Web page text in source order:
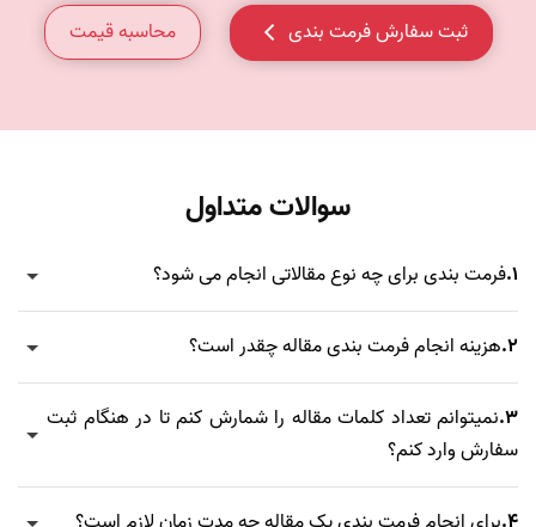
ثبت سفارش فرمت بندی محاسبه قیمت
سوالات متداول
1.فرمت بندی برای چه نوع مقالاتی انجام می شود؟
2. هزینه انجام فرمت بندی مقاله چقدر است؟
3. نمیتوانم تعداد کلمات مقاله را شمارش کنم تا در هنگام ثبت
سفارش وارد کنم؟